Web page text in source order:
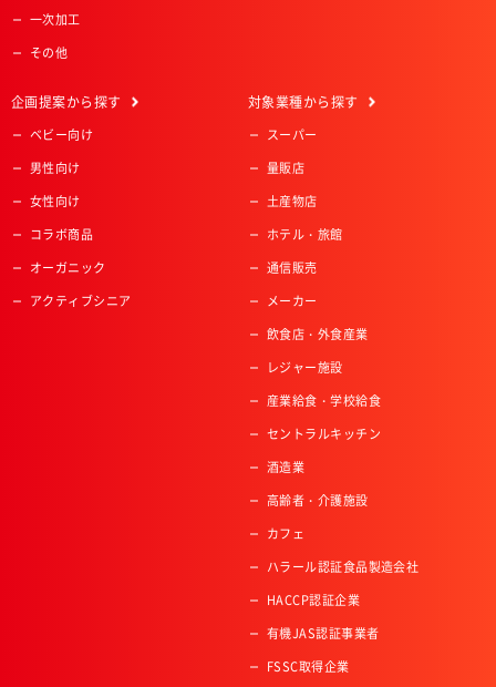
一次加工
その他
企画提案から探す
ベビー向け
男性向け
女性向け
コラボ商品
オーガニック
アクティブシニア
対象業種から探す
スーパー
量販店
土産物店
ホテル・旅館
通信販売
メーカー
飲食店・外食産業
レジャー施設
産業給食・学校給食
セントラルキッチン
酒造業
高齢者・介護施設
カフェ
ハラール認証食品製造会社
HACCP認証企業
有機JAS認証事業者
FSSC取得企業